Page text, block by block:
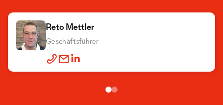
Reto Mettler
Geschäftsführer